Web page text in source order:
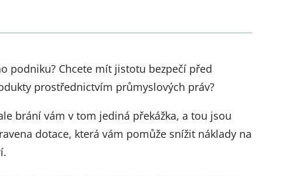
podniku? Chcete mít jistotu bezpečí před
prostřednictvím průmyslových práv?
brání vám v tom jediná překážka, a tou jsou
dotace, která vám pomůže snížit náklady na